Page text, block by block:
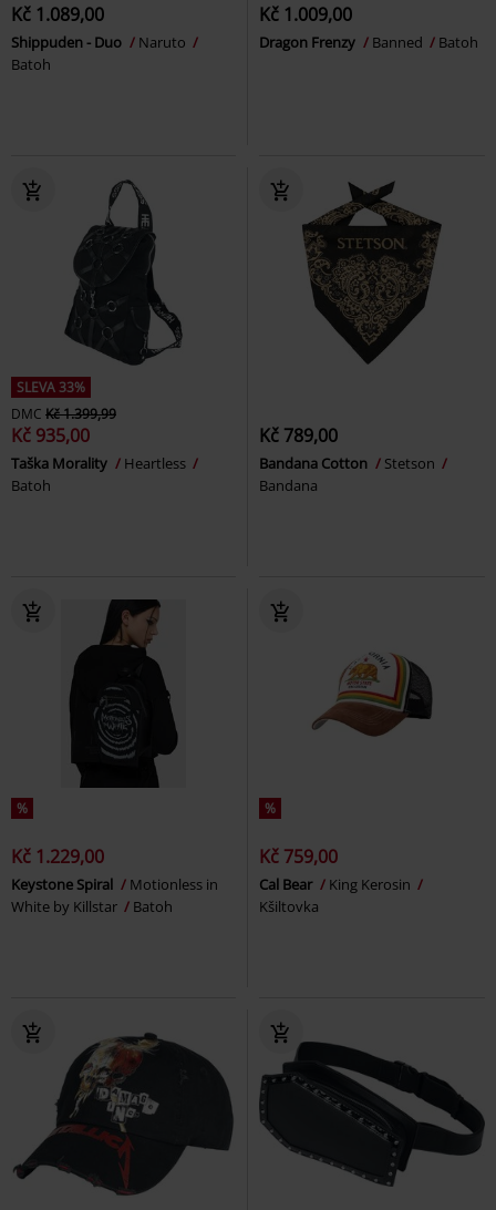
Kč 1.089,00
Shippuden - Duo
Naruto
Batoh
Kč 1.009,00
Dragon Frenzy Banned Batoh
SLEVA 33%
DMC Kč 1.399,99
Kč 935,00
Taška Morality
Heartless
Batoh
Kč 789,00
Bandana Cotton
Stetson
Bandana
%
Kč 1.229,00
Keystone Spiral
Motionless in
White by Killstar
Batoh
%
Kč 759,00
Cal Bear
King Kerosin
Kšiltovka